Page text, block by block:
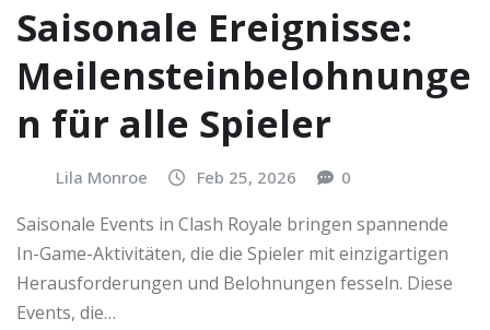
Saisonale Ereignisse:
Meilensteinbelohnunge
n für alle Spieler
Lila Monroe Feb 25, 2026 0
Saisonale Events in Clash Royale bringen spannende
In-Game-Aktivitäten, die die Spieler mit einzigartigen
Herausforderungen und Belohnungen fesseln. Diese
Events, die…